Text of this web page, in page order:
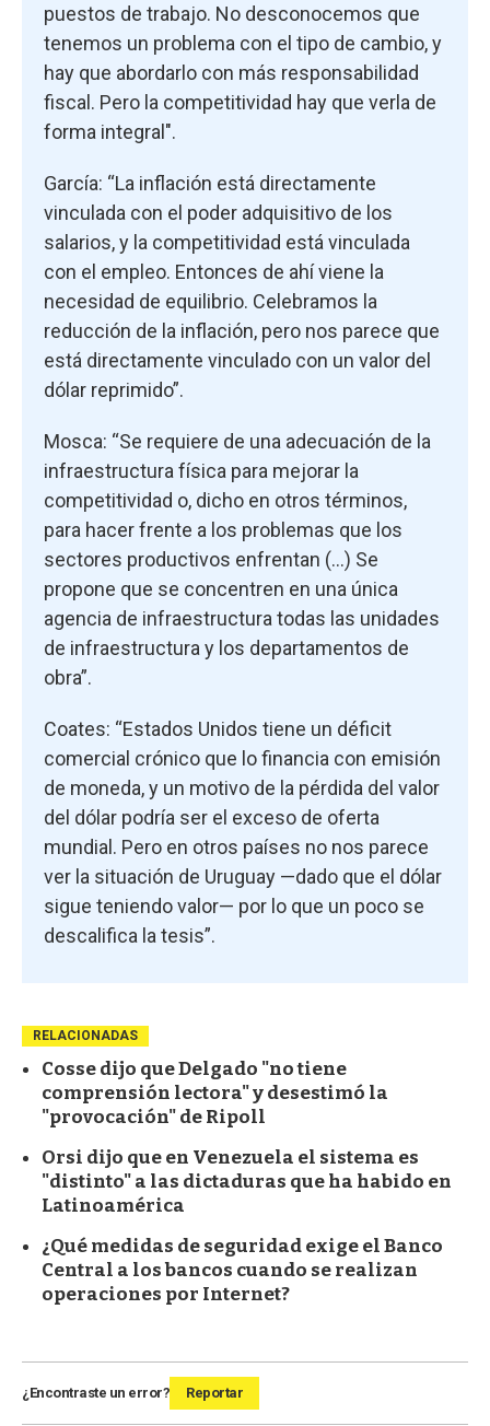
puestos de trabajo. No desconocemos que
tenemos un problema con el tipo de cambio, y
hay que abordarlo con más responsabilidad
fiscal. Pero la competitividad hay que verla de
forma integral".
García: “La inflación está directamente
vinculada con el poder adquisitivo de los
salarios, y la competitividad está vinculada
con el empleo. Entonces de ahí viene la
necesidad de equilibrio. Celebramos la
reducción de la inflación, pero nos parece que
está directamente vinculado con un valor del
dólar reprimido”.
Mosca: “Se requiere de una adecuación de la
infraestructura física para mejorar la
competitividad o, dicho en otros términos,
para hacer frente a los problemas que los
sectores productivos enfrentan (…) Se
propone que se concentren en una única
agencia de infraestructura todas las unidades
de infraestructura y los departamentos de
obra”.
Coates: “Estados Unidos tiene un déficit
comercial crónico que lo financia con emisión
de moneda, y un motivo de la pérdida del valor
del dólar podría ser el exceso de oferta
mundial. Pero en otros países no nos parece
ver la situación de Uruguay —dado que el dólar
sigue teniendo valor— por lo que un poco se
descalifica la tesis”.
RELACIONADAS
Cosse dijo que Delgado "no tiene
comprensión lectora" y desestimó la
"provocación" de Ripoll
Orsi dijo que en Venezuela el sistema es
"distinto" a las dictaduras que ha habido en
Latinoamérica
¿Qué medidas de seguridad exige el Banco
Central a los bancos cuando se realizan
operaciones por Internet?
¿Encontraste un error? Reportar